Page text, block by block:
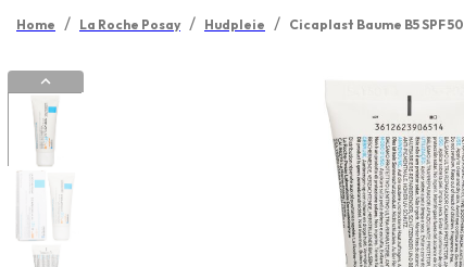
Home / La Roche Posay / Hudpleie / Cicaplast Baume B5 SPF 50